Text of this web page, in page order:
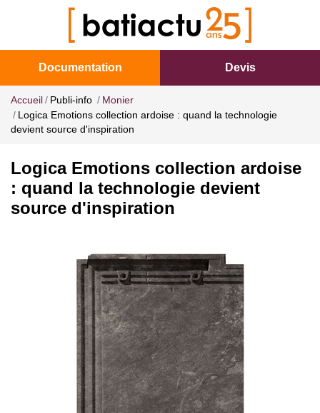
Documentation Devis
Accueil Publi-info
Monier
Logica Emotions collection ardoise : quand la technologie
devient source d'inspiration
Logica Emotions collection ardoise
: quand la technologie devient
source d'inspiration